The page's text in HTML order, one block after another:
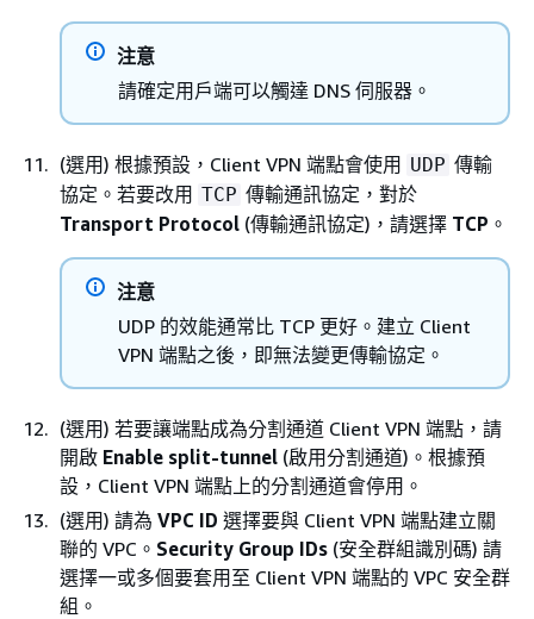
注意
請確定用戶端可以觸達 DNS 伺服器。
(選用) 根據預設，Client VPN 端點會使用 UDP 傳輸
協定。若要改用 TCP 傳輸通訊協定，對於
Transport Protocol (傳輸通訊協定)，請選擇 TCP 。
注意
UDP 的效能通常比 TCP 更好。建立 Client
VPN 端點之後，即無法變更傳輸協定。
(選用) 若要讓端點成為分割通道 Client VPN 端點，請
開啟 Enable split-tunnel (啟用分割通道)。根據預
設，Client VPN 端點上的分割通道會停用。
(選用) 請為 VPC ID 選擇要與 Client VPN 端點建立關
聯的 VPC。 Security Group IDs (安全群組識別碼) 請
選擇一或多個要套用至 Client VPN 端點的 VPC 安全群
組。